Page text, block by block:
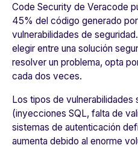
Code Security de Veracode
45% del código generado
vulnerabilidades de
elegir entre una solución
resolver un problema, opta
cada dos veces.
Los tipos de vulnerabilidades
(inyecciones SQL, falta de
sistemas de autenticación
aumenta debido al enorme